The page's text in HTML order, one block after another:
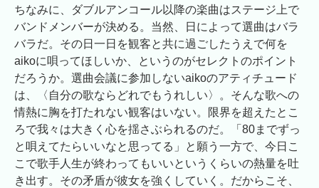
ちなみに、ダブルアンコール以降の楽曲はステージ上で
バンドメンバーが決める。当然、日によって選曲はバラ
バラだ。その日一日を観客と共に過ごしたうえで何を
aikoに唄ってほしいか、というのがセレクトのポイント
だろうか。選曲会議に参加しないaikoのアティチュード
は、〈自分の歌ならどれでもうれしい〉。そんな歌への
情熱に胸を打たれない観客はいない。限界を超えたとこ
ろで我々は大きく心を揺さぶられるのだ。「80までずっ
と唄えてたらいいなと思ってる」と願う一方で、今日こ
こで歌手人生が終わってもいいというくらいの熱量を吐
き出す。その矛盾が彼女を強くしていく。だからこそ、